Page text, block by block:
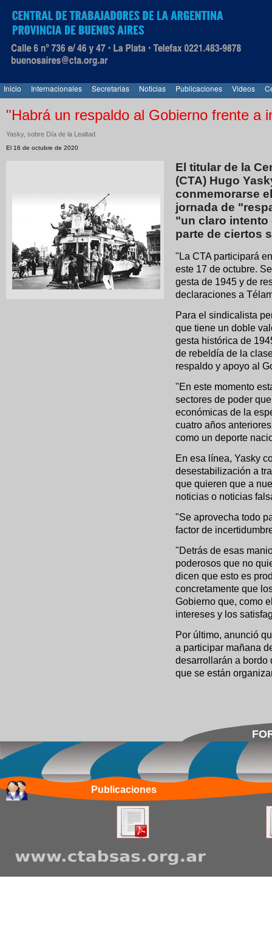
Inicio Internacionales Secretarias Noticias Publicaciones Videos
"Habrá un respaldo al Gobierno frente a
Yasky, sobre Día de la Lealtad
El 16 de octubre de 2020
El titular de la
(CTA) Hugo
conmemorarse
jornada de
"un claro intento
parte de ciertos
"La CTA participará
este 17 de octubre.
gesta de 1945 y de
declaraciones a
Para el sindicalista
que tiene un doble
gesta histórica de
de rebeldía de la
respaldo y apoyo al
"En este momento
sectores de poder
económicas de la
cuatro años
como un deporte
En esa línea, Yasky
desestabilización a
que quieren que a
noticias o noticias
"Se aprovecha todo
factor de
"Detrás de esas
poderosos que no
dicen que esto es
concretamente que
Gobierno que, como
intereses y los
Por último, anunció
a participar mañana
desarrollarán a bordo
que se están
Publicaciones